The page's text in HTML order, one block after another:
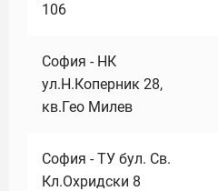
106
София - НК
ул.Н.Коперник 28,
кв.Гео Милев
София - ТУ бул. Св.
Кл.Охридски 8